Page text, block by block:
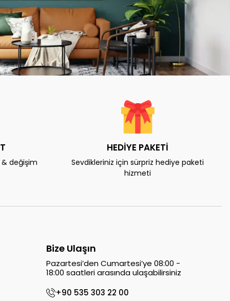
& değişim
HEDİYE PAKETİ
Sevdikleriniz için sürpriz hediye paketi
hizmeti
Bize Ulaşın
Pazartesi’den Cumartesi’ye 08:00 -
18:00 saatleri arasında ulaşabilirsiniz
+90 535 303 22 00